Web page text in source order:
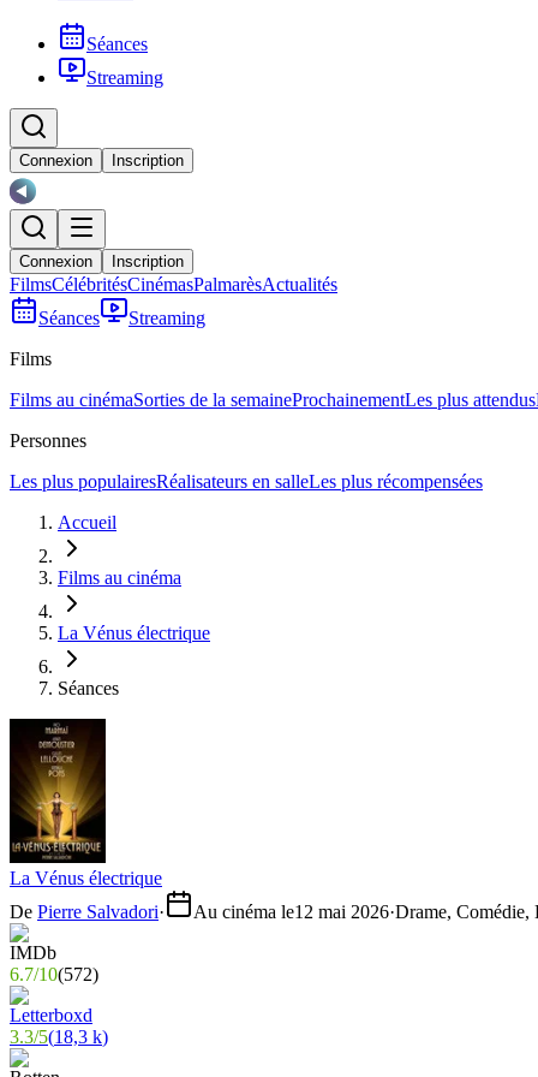
Séances
Streaming
Connexion Inscription
Connexion Inscription
FilmsCélébritésCinémasPalmarèsActualités
Séances
Streaming
Films
Films au cinémaSorties de la semaineProchainementLes plus attendus
Personnes
Les plus populairesRéalisateurs en salleLes plus récompensées
Accueil
Films au cinéma
La Vénus électrique
Séances
La Vénus électrique
De Pierre Salvadori· Au cinéma le12 mai 2026·Drame, Comédie,
6.7/10(572)
3.3/5(18,3 k)